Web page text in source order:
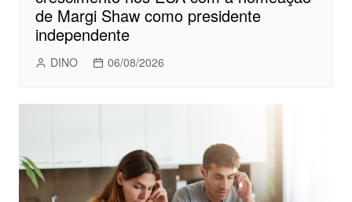
de Margi Shaw como presidente
independente
DINO 06/08/2026